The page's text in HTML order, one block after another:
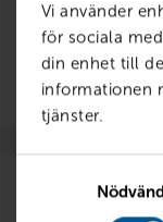
Vi använder
för sociala
din enhet till
informationen
tjänster.
1 procentenhets